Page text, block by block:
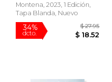
Montena, 2023, 1 Edición,
Tapa Blanda, Nuevo